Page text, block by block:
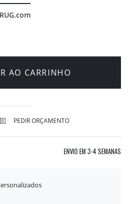
AO CARRINHO
PEDIR ORÇAMENTO
ENVIO EM 3-4 SEMANAS